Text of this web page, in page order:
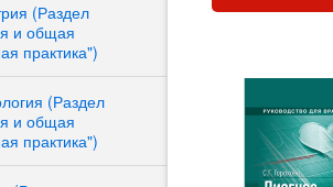
(Раздел
и общая
практика")
(Раздел
и общая
практика")